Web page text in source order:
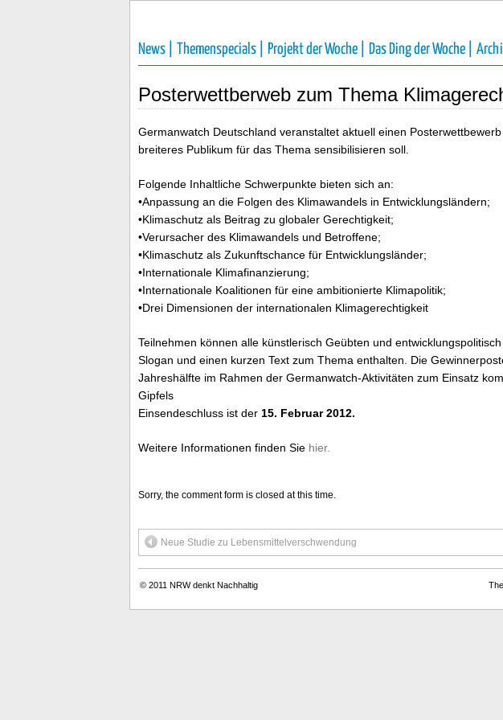
News | Themenspecials | Projekt der Woche | Das Ding der Woche |
Posterwettberweb zum Thema
Germanwatch Deutschland veranstaltet aktuell einen
breiteres Publikum für das Thema sensibilisieren soll.
Folgende Inhaltliche Schwerpunkte bieten sich an:
•Anpassung an die Folgen des Klimawandels in Entwicklungsländern;
•Klimaschutz als Beitrag zu globaler Gerechtigkeit;
•Verursacher des Klimawandels und Betroffene;
•Klimaschutz als Zukunftschance für Entwicklungsländer;
•Internationale Klimafinanzierung;
•Internationale Koalitionen für eine ambitionierte Klimapolitik;
•Drei Dimensionen der internationalen Klimagerechtigkeit
Teilnehmen können alle künstlerisch Geübten und
Slogan und einen kurzen Text zum Thema enthalten. Die
Jahreshälfte im Rahmen der Germanwatch-Aktivitäten zum Einsatz
Gipfels
Einsendeschluss ist der 15. Februar 2012.
Weitere Informationen finden Sie hier.
Sorry, the comment form is closed at this time.
Neue Studie zu Lebensmittelverschwendung
© 2011 NRW denkt Nachhaltig